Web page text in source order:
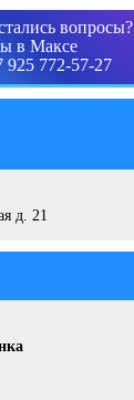
РФ
вопросы?
в Максе
925 772-57-27
д. 21